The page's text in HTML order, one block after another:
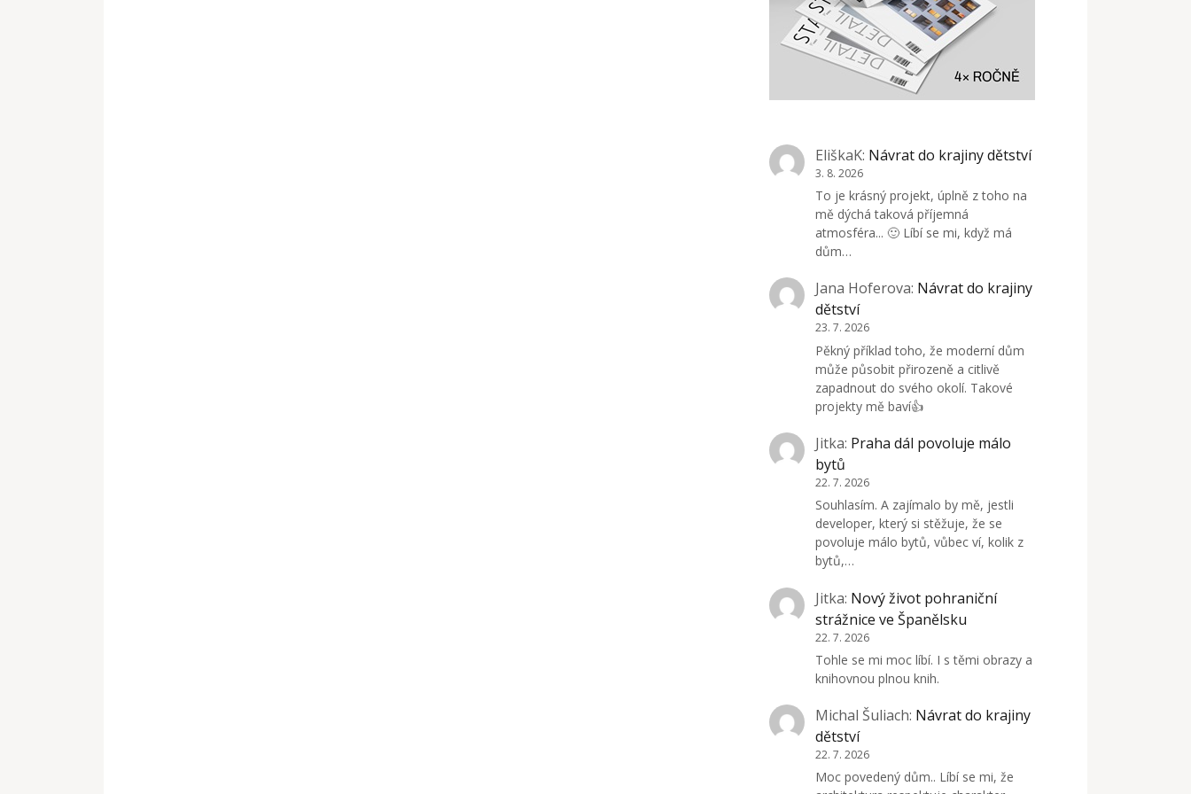
EliškaK: Návrat do krajiny dětství
3. 8. 2026
To je krásný projekt, úplně z toho na
mě dýchá taková příjemná
atmosféra... 🙂 Líbí se mi, když má
dům…
Jana Hoferova: Návrat do krajiny
dětství
23. 7. 2026
Pěkný příklad toho, že moderní dům
může působit přirozeně a citlivě
zapadnout do svého okolí. Takové
projekty mě baví👍
Jitka: Praha dál povoluje málo
bytů
22. 7. 2026
Souhlasím. A zajímalo by mě, jestli
developer, který si stěžuje, že se
povoluje málo bytů, vůbec ví, kolik z
bytů,…
Jitka: Nový život pohraniční
strážnice ve Španělsku
22. 7. 2026
Tohle se mi moc líbí. I s těmi obrazy a
knihovnou plnou knih.
Michal Šuliach: Návrat do krajiny
dětství
22. 7. 2026
Moc povedený dům.. Líbí se mi, že